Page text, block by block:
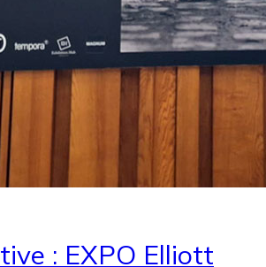
: EXPO Elliott